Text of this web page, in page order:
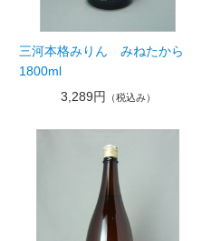
三河本格みりん みねたから
1800ml
3,289円
（税込み）